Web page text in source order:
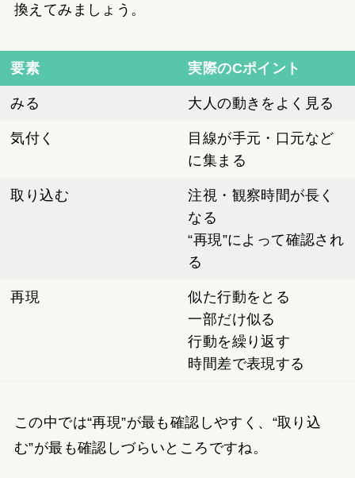
換えてみましょう。
要素 実際のCポイント
みる 大人の動きをよく見る
気付く
目線が手元・口元など
に集まる
取り込む
注視・観察時間が長く
なる
“再現”によって確認され
る
再現
似た行動をとる
一部だけ似る
行動を繰り返す
時間差で表現する
この中では“再現”が最も確認しやすく、“取り込
む”が最も確認しづらいところですね。